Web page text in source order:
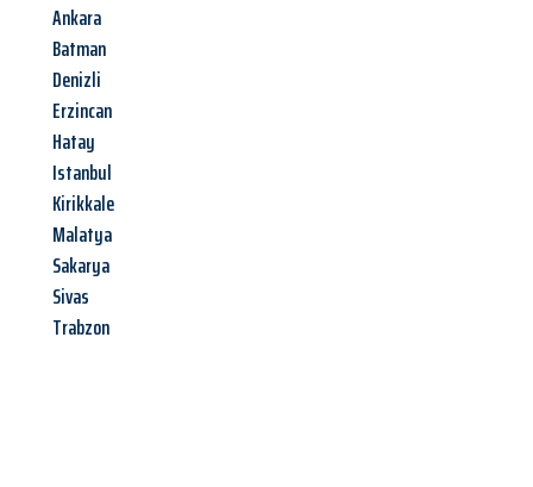
Ankara
Batman
Denizli
Erzincan
Hatay
Istanbul
Kirikkale
Malatya
Sakarya
Sivas
Trabzon